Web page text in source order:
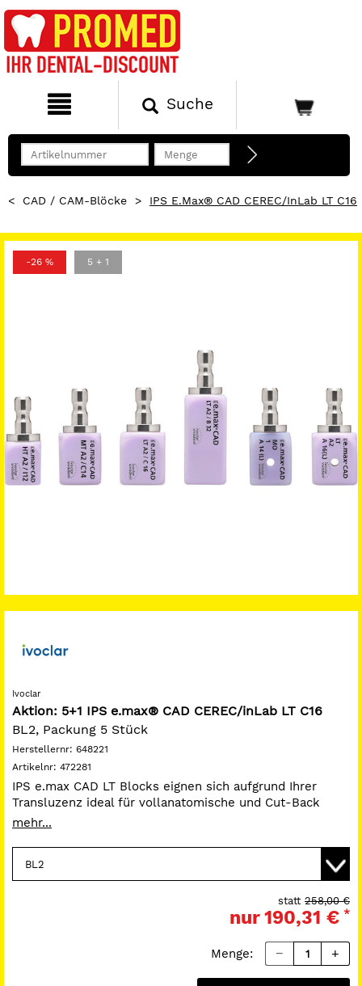
Suche
< CAD / CAM-Blöcke > IPS E.max® CAD CEREC/inLab LT C16
-26 % 5 + 1
Ivoclar
Aktion: 5+1 IPS e.max® CAD CEREC/inLab LT C16
BL2, Packung 5 Stück
Herstellernr: 648221
Artikelnr: 472281
IPS e.max CAD LT Blocks eignen sich aufgrund Ihrer
Transluzenz ideal für vollanatomische und Cut-Back
Restaurationen. Je nach Patientenanforderung bietet der
auf Effizienz und Ästhetik. Mit den LT Blocks ist es
möglich, in 1 Stunde eine fertige Krone herzustellen, die
anschließend konventionell befestigt werden kann.
mehr...
258,00 €
statt
nur190,31 € *
Menge: